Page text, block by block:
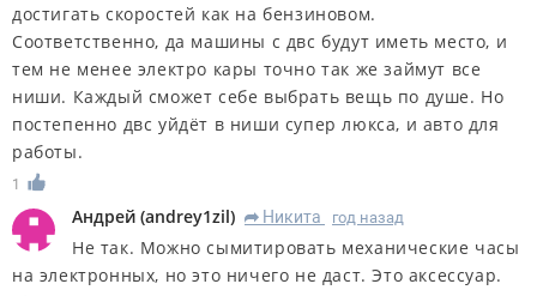
достигать скоростей как на бензиновом.
Соответственно, да машины с двс будут иметь место, и
тем не менее электро кары точно так же займут все
ниши. Каждый сможет себе выбрать вещь по душе. Но
постепенно двс уйдёт в ниши супер люкса, и авто для
работы.
1
Андрей (andrey1zil) R Никита год назад
Не так. Можно сымитировать механические часы
на электронных, но это ничего не даст. Это аксессуар.